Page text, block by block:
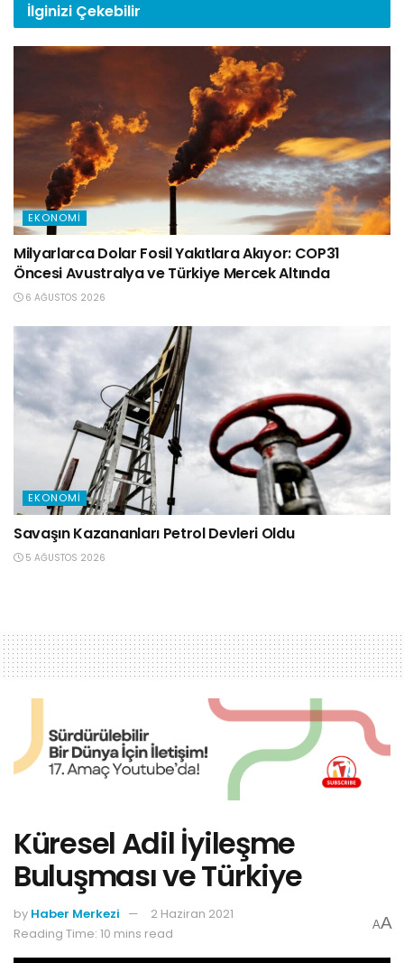
İlginizi Çekebilir
EKONOMI
Milyarlarca Dolar Fosil Yakıtlara Akıyor: COP31
Öncesi Avustralya ve Türkiye Mercek Altında
6 AĞUSTOS 2026
EKONOMI
Savaşın Kazananları Petrol Devleri Oldu
5 AĞUSTOS 2026
Küresel Adil İyileşme
Buluşması ve Türkiye
by Haber Merkezi
2 Haziran 2021
Reading Time: 10 mins read
AA